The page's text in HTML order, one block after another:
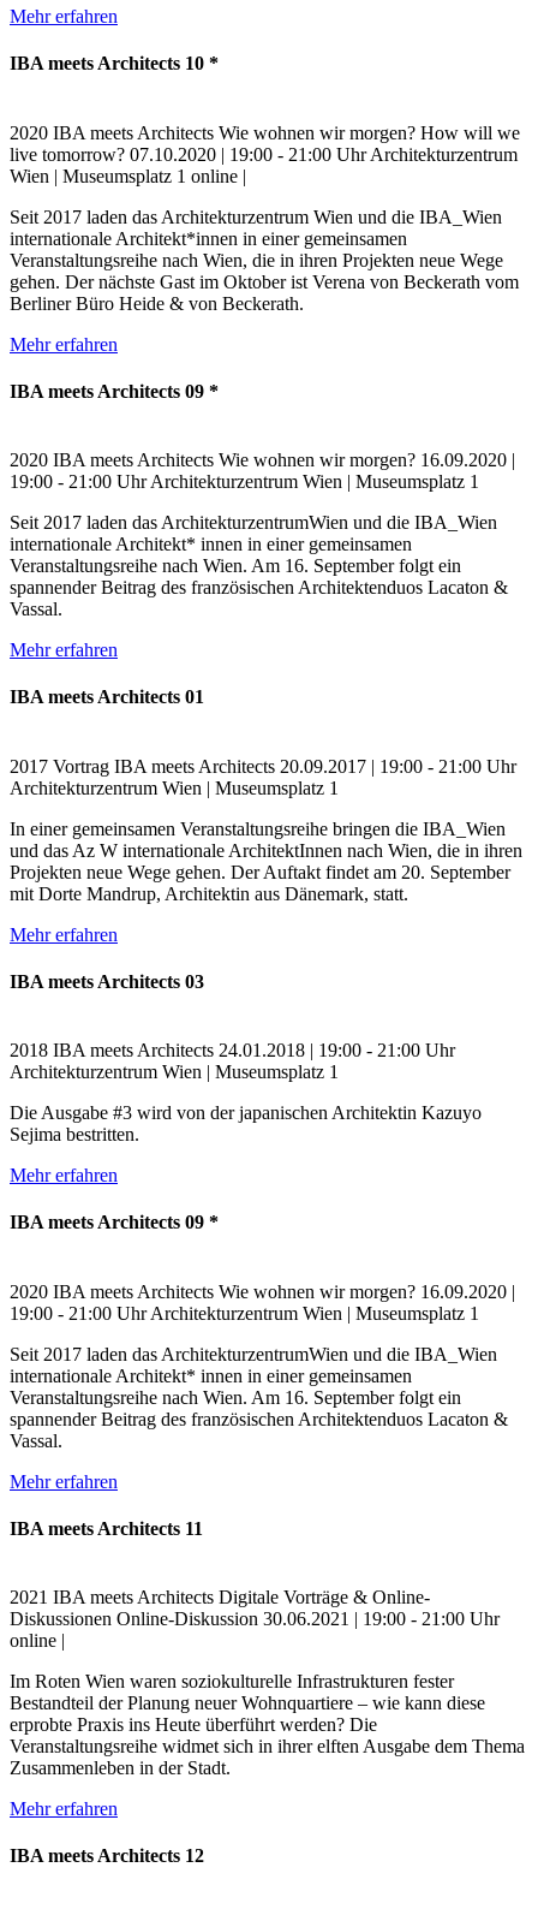
Mehr erfahren
IBA meets Architects 10 *
2020 IBA meets Architects Wie wohnen wir morgen? How will we
live tomorrow? 07.10.2020 | 19:00 - 21:00 UhrArchitekturzentrum
Wien | Museumsplatz 1 online |
Seit 2017 laden das Architekturzentrum Wien und die IBA_Wien
internationale Architekt*innen in einer gemeinsamen
Veranstaltungsreihe nach Wien, die in ihren Projekten neue Wege
gehen. Der nächste Gast im Oktober ist Verena von Beckerath vom
Berliner Büro Heide & von Beckerath.
Mehr erfahren
IBA meets Architects 09 *
2020 IBA meets Architects Wie wohnen wir morgen? 16.09.2020 |
19:00 - 21:00 UhrArchitekturzentrum Wien | Museumsplatz 1
Seit 2017 laden das ArchitekturzentrumWien und die IBA_Wien
internationale Architekt* innen in einer gemeinsamen
Veranstaltungsreihe nach Wien. Am 16. September folgt ein
spannender Beitrag des französischen Architektenduos Lacaton &
Vassal.
Mehr erfahren
IBA meets Architects 01
2017 Vortrag IBA meets Architects 20.09.2017 | 19:00 - 21:00 Uhr
Architekturzentrum Wien | Museumsplatz 1
In einer gemeinsamen Veranstaltungsreihe bringen die IBA_Wien
und das Az W internationale ArchitektInnen nach Wien, die in ihren
Projekten neue Wege gehen. Der Auftakt findet am 20. September
mit Dorte Mandrup, Architektin aus Dänemark, statt.
Mehr erfahren
IBA meets Architects 03
2018 IBA meets Architects 24.01.2018 | 19:00 - 21:00 Uhr
Architekturzentrum Wien | Museumsplatz 1
Die Ausgabe #3 wird von der japanischen Architektin Kazuyo
Sejima bestritten.
Mehr erfahren
IBA meets Architects 09 *
2020 IBA meets Architects Wie wohnen wir morgen? 16.09.2020 |
19:00 - 21:00 UhrArchitekturzentrum Wien | Museumsplatz 1
Seit 2017 laden das ArchitekturzentrumWien und die IBA_Wien
internationale Architekt* innen in einer gemeinsamen
Veranstaltungsreihe nach Wien. Am 16. September folgt ein
spannender Beitrag des französischen Architektenduos Lacaton &
Vassal.
Mehr erfahren
IBA meets Architects 11
2021 IBA meets Architects Digitale Vorträge & Online-
Diskussionen Online-Diskussion 30.06.2021 | 19:00 - 21:00 Uhr
online |
Im Roten Wien waren soziokulturelle Infrastrukturen fester
Bestandteil der Planung neuer Wohnquartiere – wie kann diese
erprobte Praxis ins Heute überführt werden? Die
Veranstaltungsreihe widmet sich in ihrer elften Ausgabe dem Thema
Zusammenleben in der Stadt.
Mehr erfahren
IBA meets Architects 12